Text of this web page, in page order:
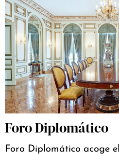
Foro Diplomático
Foro Diplomático acoge